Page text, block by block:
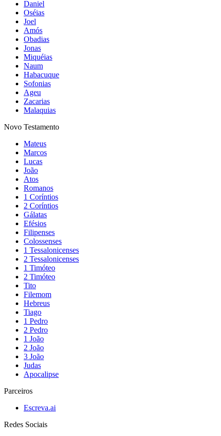
Daniel
Oséias
Joel
Amós
Obadias
Jonas
Miquéias
Naum
Habacuque
Sofonias
Ageu
Zacarias
Malaquias
Novo Testamento
Mateus
Marcos
Lucas
João
Atos
Romanos
1 Coríntios
2 Coríntios
Gálatas
Efésios
Filipenses
Colossenses
1 Tessalonicenses
2 Tessalonicenses
1 Timóteo
2 Timóteo
Tito
Filemom
Hebreus
Tiago
1 Pedro
2 Pedro
1 João
2 João
3 João
Judas
Apocalipse
Parceiros
Escreva.ai
Redes Sociais